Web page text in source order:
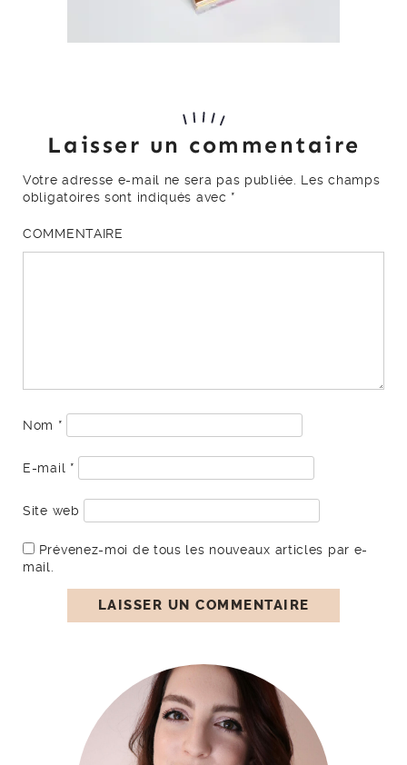
Laisser un commentaire
Votre adresse e-mail ne sera pas publiée.
Les champs
obligatoires sont indiqués avec *
COMMENTAIRE
Nom *
E-mail *
Site web
Prévenez-moi de tous les nouveaux articles par e-
mail.